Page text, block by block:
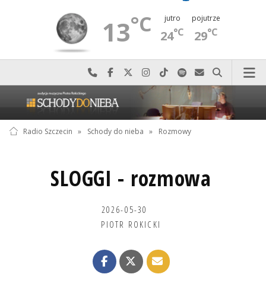
13°C jutro
24°C
pojutrze
29°C
Najlepiej po prostu do nas zadzwoń
Odwiedź nas na Facebook-u
Odwiedź nas na X
Odwiedź nas na Instagram-ie
Odwiedź nas na TikTok-u
Szukaj nas na Spotify
Wyślij do nas
Szukaj
Radio Szczecin » Schody do nieba » Rozmowy
SLOGGI - rozmowa
2026-05-30
PIOTR ROKICKI